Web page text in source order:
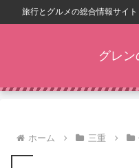
旅行とグルメの総合情報サイ
グレン
ホーム 三重